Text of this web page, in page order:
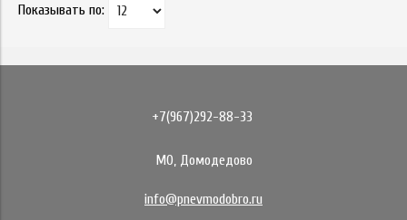
Показывать по:
+7(967)292-88-33
МО, Домодедово
info@pnevmodobro.ru